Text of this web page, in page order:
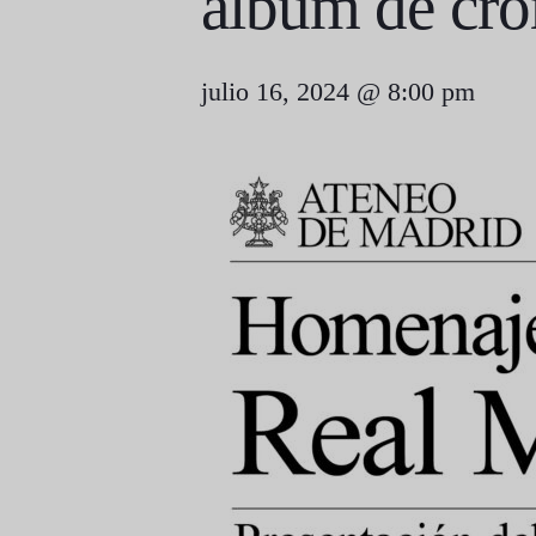
julio 16, 2024 @ 8:00 pm